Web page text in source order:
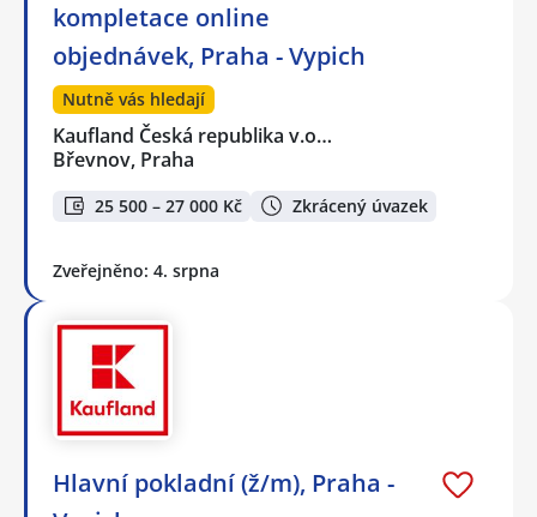
kompletace online
objednávek, Praha - Vypich
Nutně vás hledají
Kaufland Česká republika v.o…
Břevnov, Praha
25 500 – 27 000 Kč Zkrácený úvazek
Zveřejněno: 4. srpna
Hlavní pokladní (ž/m), Praha -